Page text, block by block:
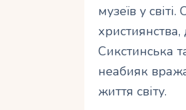
музеїв у
Сикстинська
неабияк
життя світу.